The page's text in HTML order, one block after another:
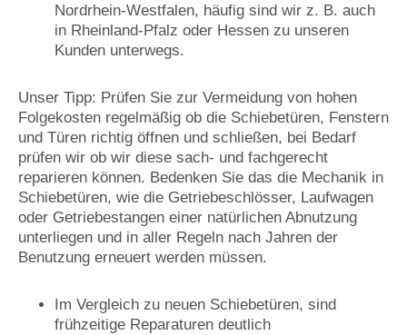
Nordrhein-Westfalen, häufig sind wir z. B. auch
in Rheinland-Pfalz oder Hessen zu unseren
Kunden unterwegs.
Unser Tipp: Prüfen Sie zur Vermeidung von hohen
Folgekosten regelmäßig ob die Schiebetüren, Fenstern
und Türen richtig öffnen und schließen, bei Bedarf
prüfen wir ob wir diese sach- und fachgerecht
reparieren können. Bedenken Sie das die Mechanik in
Schiebetüren, wie die Getriebeschlösser, Laufwagen
oder Getriebestangen einer natürlichen Abnutzung
unterliegen und in aller Regeln nach Jahren der
Benutzung erneuert werden müssen.
Im Vergleich zu neuen Schiebetüren, sind
frühzeitige Reparaturen deutlich